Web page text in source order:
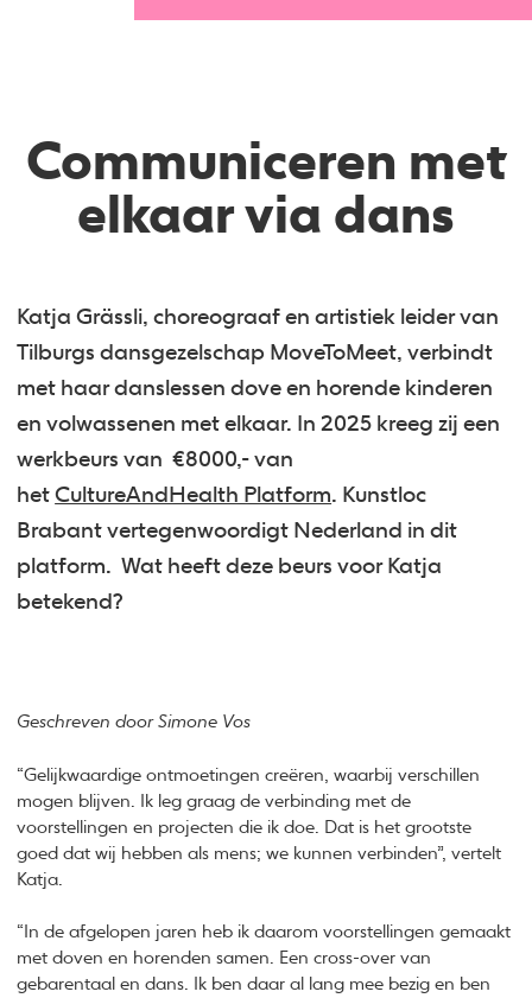
Communiceren met
elkaar via dans
Katja Grässli, choreograaf en artistiek leider van
Tilburgs dansgezelschap MoveToMeet, verbindt
met haar danslessen dove en horende kinderen
en volwassenen met elkaar. In 2025 kreeg zij een
werkbeurs van €8000,- van
hetCultureAndHealth Platform. Kunstloc
Brabant vertegenwoordigt Nederland in dit
platform. Wat heeft deze beurs voor Katja
betekend?
Geschreven door Simone Vos
“Gelijkwaardige ontmoetingen creëren, waarbij verschillen
mogen blijven. Ik leg graag de verbinding met de
voorstellingen en projecten die ik doe. Dat is het grootste
goed dat wij hebben als mens; we kunnen verbinden”, vertelt
Katja.
“In de afgelopen jaren heb ik daarom voorstellingen gemaakt
met doven en horenden samen. Een cross-over van
gebarentaal en dans. Ik ben daar al lang mee bezig en ben